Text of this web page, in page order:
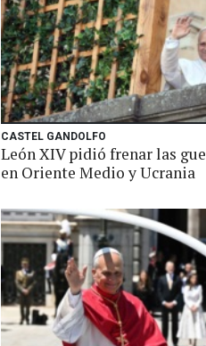
CASTEL GANDOLFO
León XIV pidió frenar las
en Oriente Medio y Ucrania